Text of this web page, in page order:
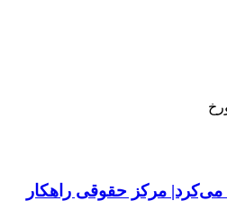
مرکز حقوقی راهکار